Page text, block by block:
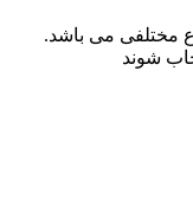
مختلفی می باشد.
شوند